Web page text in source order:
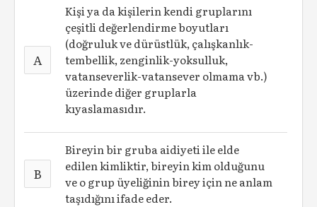
A
Kişi ya da kişilerin kendi gruplarını
çeşitli değerlendirme boyutları
(doğruluk ve dürüstlük, çalışkanlık-
tembellik, zenginlik-yoksulluk,
vatanseverlik-vatansever olmama vb.)
üzerinde diğer gruplarla
kıyaslamasıdır.
B
Bireyin bir gruba aidiyeti ile elde
edilen kimliktir, bireyin kim olduğunu
ve o grup üyeliğinin birey için ne anlam
taşıdığını ifade eder.